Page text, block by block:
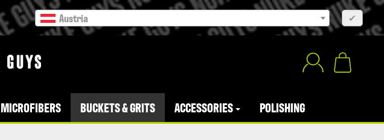
Austria ✔
MICROFIBERS BUCKETS & GRITS ACCESSORIES POLISHING